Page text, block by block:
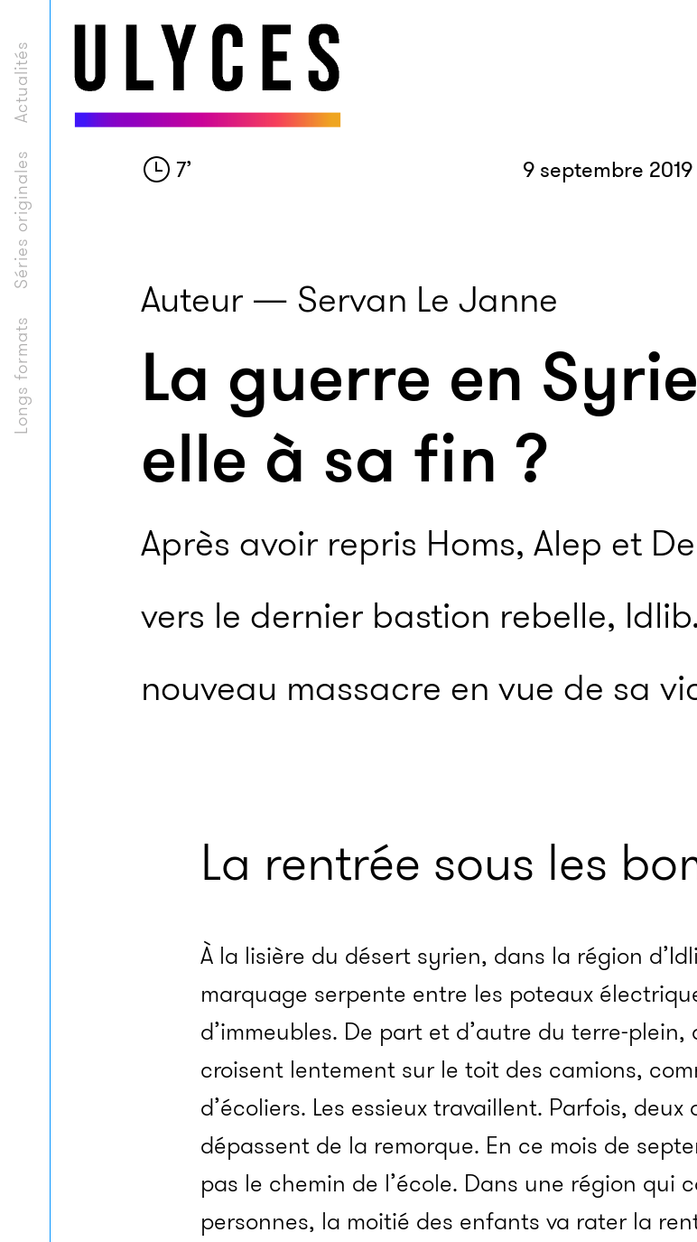
Longs formats
Séries originales
Actualités
7’ 9 septembre 2019
Auteur — Servan Le Janne
La guerre en
elle à sa fin ?
Après avoir repris Homs, Alep et
vers le dernier bastion rebelle,
nouveau massacre en vue de sa
La rentrée sous les
À la lisière du désert syrien, dans la région
marquage serpente entre les poteaux
d’immeubles. De part et d’autre du terre-
croisent lentement sur le toit des camions,
d’écoliers. Les essieux travaillent. Parfois,
dépassent de la remorque. En ce mois de
pas le chemin de l’école. Dans une région qui
personnes, la moitié des enfants va rater la